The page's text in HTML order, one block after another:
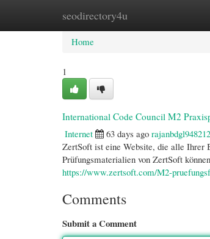
seodirectory4u
Home New Site Listings
Home
1
International Code Council M2
Internet
63 days ago rajanbdgl948212
ZertSoft ist eine Website, die alle Ihrer
Prüfungsmaterialien von ZertSoft
https://www.zertsoft.com/M2-
Comments
Submit a Comment